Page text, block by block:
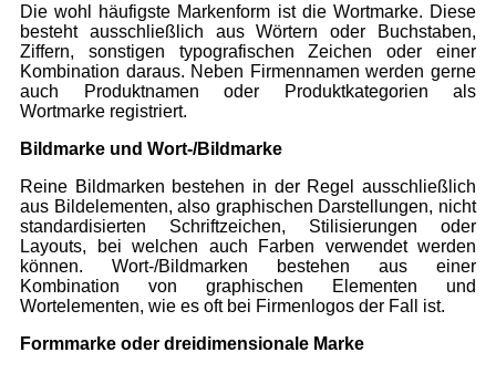
Die wohl häufigste Markenform ist die Wortmarke. Diese
besteht ausschließlich aus Wörtern oder Buchstaben,
Ziffern, sonstigen typografischen Zeichen oder einer
Kombination daraus. Neben Firmennamen werden gerne
auch Produktnamen oder Produktkategorien als
Wortmarke registriert.
Bildmarke und Wort-/Bildmarke
Reine Bildmarken bestehen in der Regel ausschließlich
aus Bildelementen, also graphischen Darstellungen, nicht
standardisierten Schriftzeichen, Stilisierungen oder
Layouts, bei welchen auch Farben verwendet werden
können. Wort-/Bildmarken bestehen aus einer
Kombination von graphischen Elementen und
Wortelementen, wie es oft bei Firmenlogos der Fall ist.
Formmarke oder dreidimensionale Marke